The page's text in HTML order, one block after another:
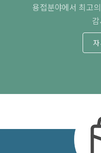
용접분야에서 최고